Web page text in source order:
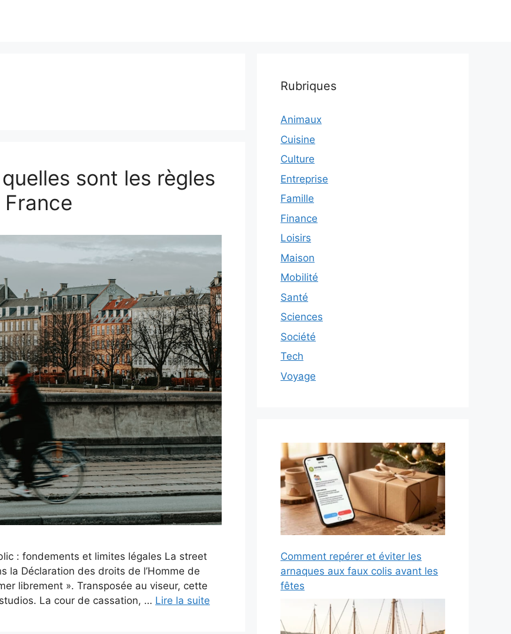
sont les règles
: fondements et limites légales La street
la Déclaration des droits de l’Homme de
librement ». Transposée au viseur, cette
La cour de cassation, … Lire la suite
Rubriques
Animaux
Cuisine
Culture
Entreprise
Famille
Finance
Loisirs
Maison
Mobilité
Santé
Sciences
Société
Tech
Voyage
Comment repérer et éviter les
arnaques aux faux colis avant les
fêtes